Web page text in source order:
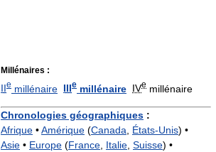
Millénaires :
IIe millénaire IIIe millénaire IVe millénaire
Chronologies géographiques :
Afrique •Amérique (Canada, États-Unis) •
Asie • Europe (France, Italie, Suisse) •